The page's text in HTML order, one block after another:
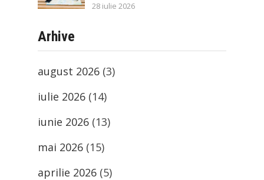
28 iulie 2026
Arhive
august 2026 (3)
iulie 2026 (14)
iunie 2026 (13)
mai 2026 (15)
aprilie 2026 (5)